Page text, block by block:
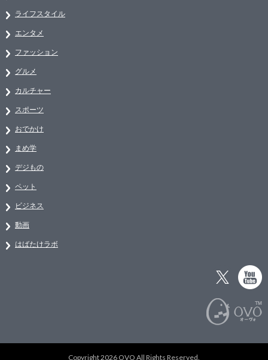
ライフスタイル
エンタメ
ファッション
グルメ
カルチャー
スポーツ
おでかけ
まめ学
デジもの
ペット
ビジネス
動画
はばたけラボ
Copyright 2026 OVO All Rights Reserved.